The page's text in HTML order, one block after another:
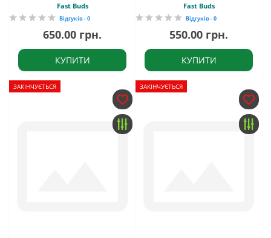
Fast Buds
Відгуків - 0
650.00 грн.
КУПИТИ
Fast Buds
Відгуків - 0
550.00 грн.
КУПИТИ
ЗАКІНЧУЄТЬСЯ ЗАКІНЧУЄТЬСЯ